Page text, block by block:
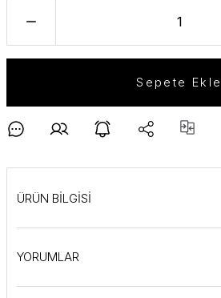
Sepete Ekle
ÜRÜN BİLGİSİ
YORUMLAR